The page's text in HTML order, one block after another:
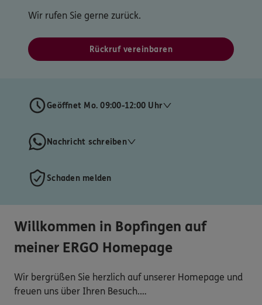
Wir rufen Sie gerne zurück.
Rückruf vereinbaren
Geöffnet Mo. 09:00-12:00 Uhr
Nachricht schreiben
Schaden melden
Willkommen in Bopfingen auf
meiner ERGO Homepage
Wir bergrüßen Sie herzlich auf unserer Homepage und
freuen uns über Ihren Besuch.